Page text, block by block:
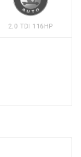
2.0 TDI 116HP